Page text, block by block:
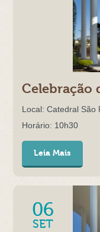
Celebração
Local: Catedral São
Horário: 10h30
Leia Mais
06
SET